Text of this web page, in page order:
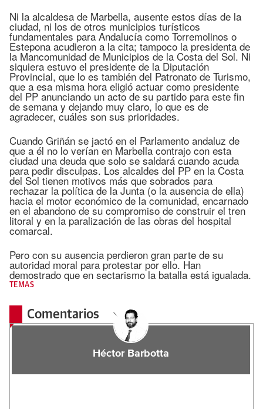
Ni la alcaldesa de Marbella, ausente estos días de la
ciudad, ni los de otros municipios turísticos
fundamentales para Andalucía como Torremolinos o
Estepona acudieron a la cita; tampoco la presidenta de
la Mancomunidad de Municipios de la Costa del Sol. Ni
siquiera estuvo el presidente de la Diputación
Provincial, que lo es también del Patronato de Turismo,
que a esa misma hora eligió actuar como presidente
del PP anunciando un acto de su partido para este fin
de semana y dejando muy claro, lo que es de
agradecer, cuáles son sus prioridades.
Cuando Griñán se jactó en el Parlamento andaluz de
que a él no lo verían en Marbella contrajo con esta
ciudad una deuda que solo se saldará cuando acuda
para pedir disculpas. Los alcaldes del PP en la Costa
del Sol tienen motivos más que sobrados para
rechazar la política de la Junta (o la ausencia de ella)
hacia el motor económico de la comunidad, encarnado
en el abandono de su compromiso de construir el tren
litoral y en la paralización de las obras del hospital
comarcal.
Pero con su ausencia perdieron gran parte de su
autoridad moral para protestar por ello. Han
demostrado que en sectarismo la batalla está igualada.
TEMAS
Comentarios
Héctor Barbotta